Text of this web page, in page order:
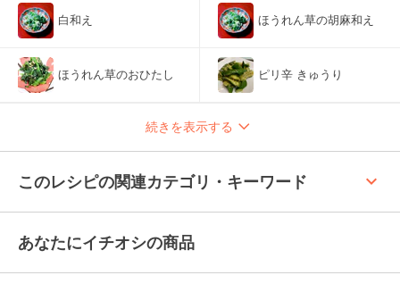
白和え ほうれん草の胡麻和え
ほうれん草のおひたし ピリ辛 きゅうり
続きを表示する
このレシピの関連カテゴリ・キーワード keyboard_arrow_up
あなたにイチオシの商品